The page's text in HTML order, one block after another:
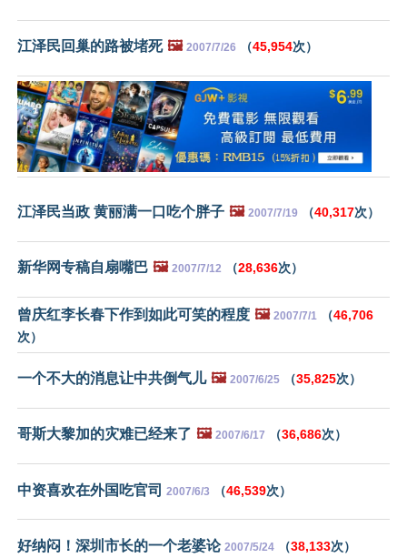
江泽民回巢的路被堵死 🖼️ 2007/7/26 （45,954次）
江泽民当政 黄丽满一口吃个胖子 🖼️ 2007/7/19 （40,317次）
新华网专稿自扇嘴巴 🖼️ 2007/7/12 （28,636次）
曾庆红李长春下作到如此可笑的程度 🖼️ 2007/7/1 （46,706
次）
一个不大的消息让中共倒气儿 🖼️ 2007/6/25 （35,825次）
哥斯大黎加的灾难已经来了 🖼️ 2007/6/17 （36,686次）
中资喜欢在外国吃官司 2007/6/3 （46,539次）
好纳闷！深圳市长的一个老婆论 2007/5/24 （38,133次）